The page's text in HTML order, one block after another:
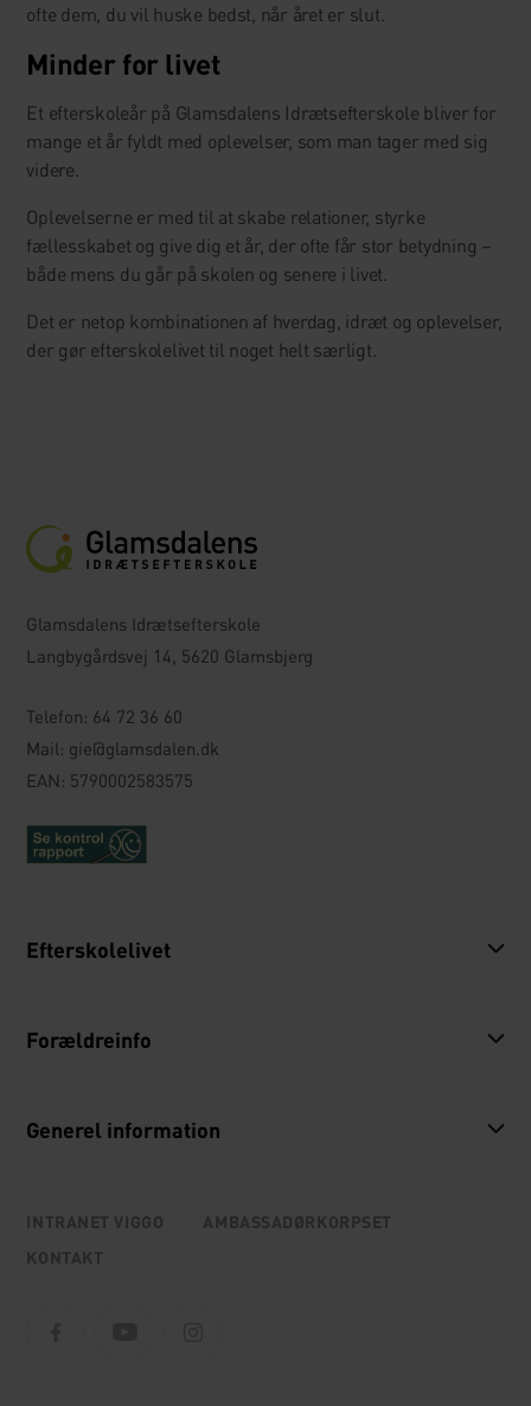
ofte dem, du vil huske bedst, når året er slut.
Minder for livet
Et efterskoleår på Glamsdalens Idrætsefterskole bliver for
mange et år fyldt med oplevelser, som man tager med sig
videre.
Oplevelserne er med til at skabe relationer, styrke
fællesskabet og give dig et år, der ofte får stor betydning –
både mens du går på skolen og senere i livet.
Det er netop kombinationen af hverdag, idræt og oplevelser,
der gør efterskolelivet til noget helt særligt.
Glamsdalens Idrætsefterskole
Langbygårdsvej 14, 5620 Glamsbjerg
Telefon: 64 72 36 60
Mail: gie@glamsdalen.dk
EAN: 5790002583575
Efterskolelivet
Forældreinfo
Generel information
INTRANET VIGGO
AMBASSADØRKORPSET
KONTAKT